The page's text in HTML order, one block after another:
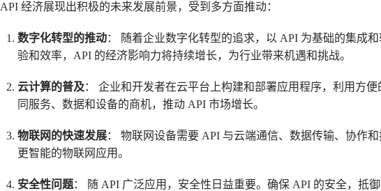
API 经济展现出积极的未来发展前景，受到多方面推动：
数字化转型的推动： 随着企业数字化转型的追求，以 API 为基础的集成
验和效率，API 的经济影响力将持续增长，为行业带来机遇和挑战。
云计算的普及 ： 企业和开发者在云平台上构建和部署应用程序，利用方
同服务、数据和设备的商机，推动 API 市场增长。
物联网的快速发展： 物联网设备需要 API 与云端通信、数据传输、协作
更智能的物联网应用。
安全性问题： 随 API 广泛应用，安全性日益重要。确保 API 的安全，抵